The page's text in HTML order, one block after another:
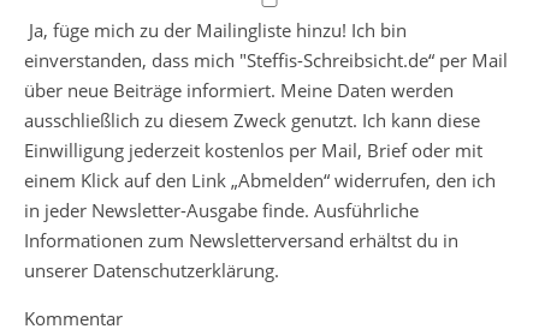
Ja, füge mich zu der Mailingliste hinzu! Ich bin
einverstanden, dass mich "Steffis-Schreibsicht.de“ per Mail
über neue Beiträge informiert. Meine Daten werden
ausschließlich zu diesem Zweck genutzt. Ich kann diese
Einwilligung jederzeit kostenlos per Mail, Brief oder mit
einem Klick auf den Link „Abmelden“ widerrufen, den ich
in jeder Newsletter-Ausgabe finde. Ausführliche
Informationen zum Newsletterversand erhältst du in
unserer Datenschutzerklärung.
Kommentar